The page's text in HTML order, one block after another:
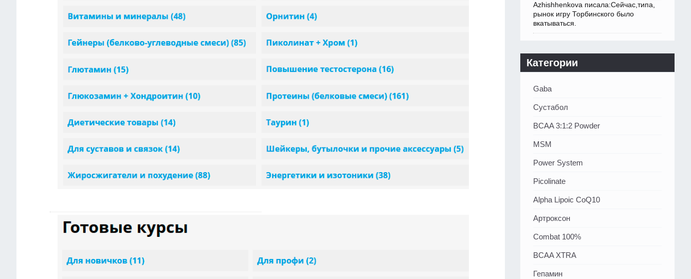
Azhishhenkova писала:Сейчас,типа,
рынок игру Торбинского было
вкатываться.
Категории
Gaba
Сустабол
BCAA 3:1:2 Powder
MSM
Power System
Picolinate
Alpha Lipoic CoQ10
Артроксон
Combat 100%
BCAA XTRA
Гепамин